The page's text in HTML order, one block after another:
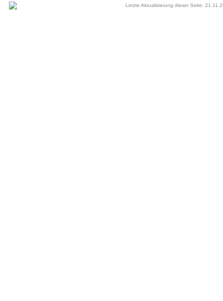
Letzte Aktualisierung dieser Seite: